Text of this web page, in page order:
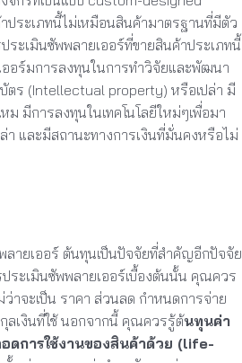
ประเภทนี้ไม่เหมือนสินค้ามาตรฐานที่มีตัว
ระเมินซัพพลายเออร์ที่ขายสินค้าประเภทนี้
ออร์มการลงทุนในการทำวิจัยและพัฒนา
ตร (Intellectual property) หรือเปล่า มี
ม มีการลงทุนในเทคโนโลยีใหม่ๆเพื่อมา
า และมีสถานะทางการเงินที่มั่นคงหรือไม่
ลายเออร์ ต้นทุนเป็นปัจจัยที่สำคัญอีกปัจจัย
ระเมินซัพพลายเออร์เบื้องต้นนั้น คุณควร
าจะเป็น ราคา ส่วนลด กำหนดการจ่าย
ลเงินที่ใช้ นอกจากนี้ คุณควรรู้ต้นทุนค่า
ดการใช้งานของสินค้าด้วย (life-